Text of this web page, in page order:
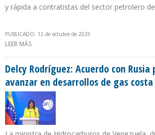
y rápida a contratistas del sector petrolero
PUBLICADO: 12 de octubre de 2025
LEER MÁS
Delcy Rodríguez: Acuerdo con
avanzar en desarrollos de gas